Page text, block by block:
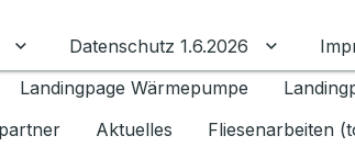
Untermenü für Ratgeber umschalten
Datenschutz 1.6.2026
Landingpage Wärmepumpe
Aktuelles Fliesenarbeiten